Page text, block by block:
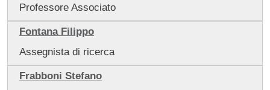
Professore Associato
Fontana Filippo
Assegnista di ricerca
Frabboni Stefano